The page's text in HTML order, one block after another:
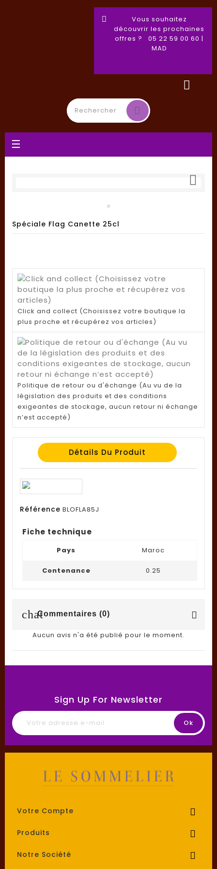
Vous souhaitez
découvrir les prochaines
offres ? 05 22 59 00 60 |
MAD
Basculer
la
☰

Spéciale Flag Canette 25cl
Click and collect (Choisissez votre boutique la
plus proche et récupérez vos articles)
Politique de retour ou d'échange (Au vu de la
législation des produits et des conditions
exigeantes de stockage, aucun retour ni échange
n’est accepté)
Détails Du Produit
Référence BLOFLA85J
Fiche technique
Pays Maroc
Contenance 0.25
chatCommentaires (0)
Aucun avis n'a été publié pour le moment.
Sign Up For Newsletter
Votre Compte 
Produits 
Notre Société 